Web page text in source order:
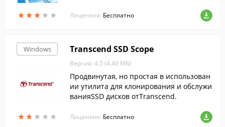
★★★★ ★
★★★★ ★
и чертежами, схемами и другими графи
Лицензия: Бесплатно
Windows
★★ ★ ★ ★
★★ ★ ★ ★
Transcend SSD Scope
Версия: 4.5 (4.49 МБ)
Продвинутая, но простая в использован
ии утилита для клонирования и обслужи
ванияSSD дисков отTranscend.
Лицензия: Бесплатно